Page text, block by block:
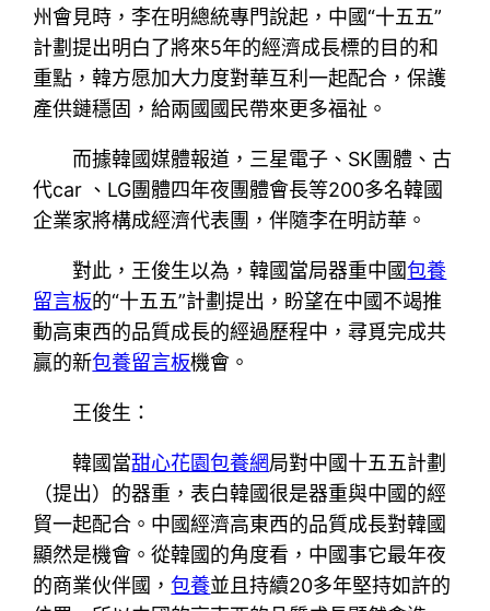
州會見時，李在明總統專門說起，中國“十五五”
計劃提出明白了將來5年的經濟成長標的目的和
重點，韓方愿加大力度對華互利一起配合，保護
產供鏈穩固，給兩國國民帶來更多福祉。
而據韓國媒體報道，三星電子、SK團體、古
代car 、LG團體四年夜團體會長等200多名韓國
企業家將構成經濟代表團，伴隨李在明訪華。
對此，王俊生以為，韓國當局器重中國包養
留言板的“十五五”計劃提出，盼望在中國不竭推
動高東西的品質成長的經過歷程中，尋覓完成共
贏的新包養留言板機會。
王俊生：
韓國當甜心花園包養網局對中國十五五計劃
（提出）的器重，表白韓國很是器重與中國的經
貿一起配合。中國經濟高東西的品質成長對韓國
顯然是機會。從韓國的角度看，中國事它最年夜
的商業伙伴國，包養並且持續20多年堅持如許的